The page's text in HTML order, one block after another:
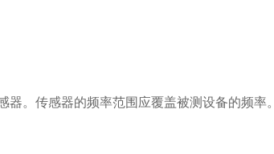
。传感器的频率范围应覆盖被测设备的频率。